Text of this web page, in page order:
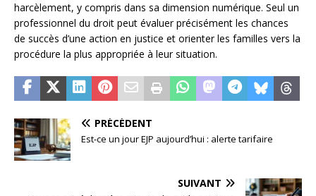
harcèlement, y compris dans sa dimension numérique. Seul un
professionnel du droit peut évaluer précisément les chances
de succès d’une action en justice et orienter les familles vers la
procédure la plus appropriée à leur situation.
PRÉCÉDENT
Est-ce un jour EJP aujourd’hui : alerte tarifaire
SUIVANT